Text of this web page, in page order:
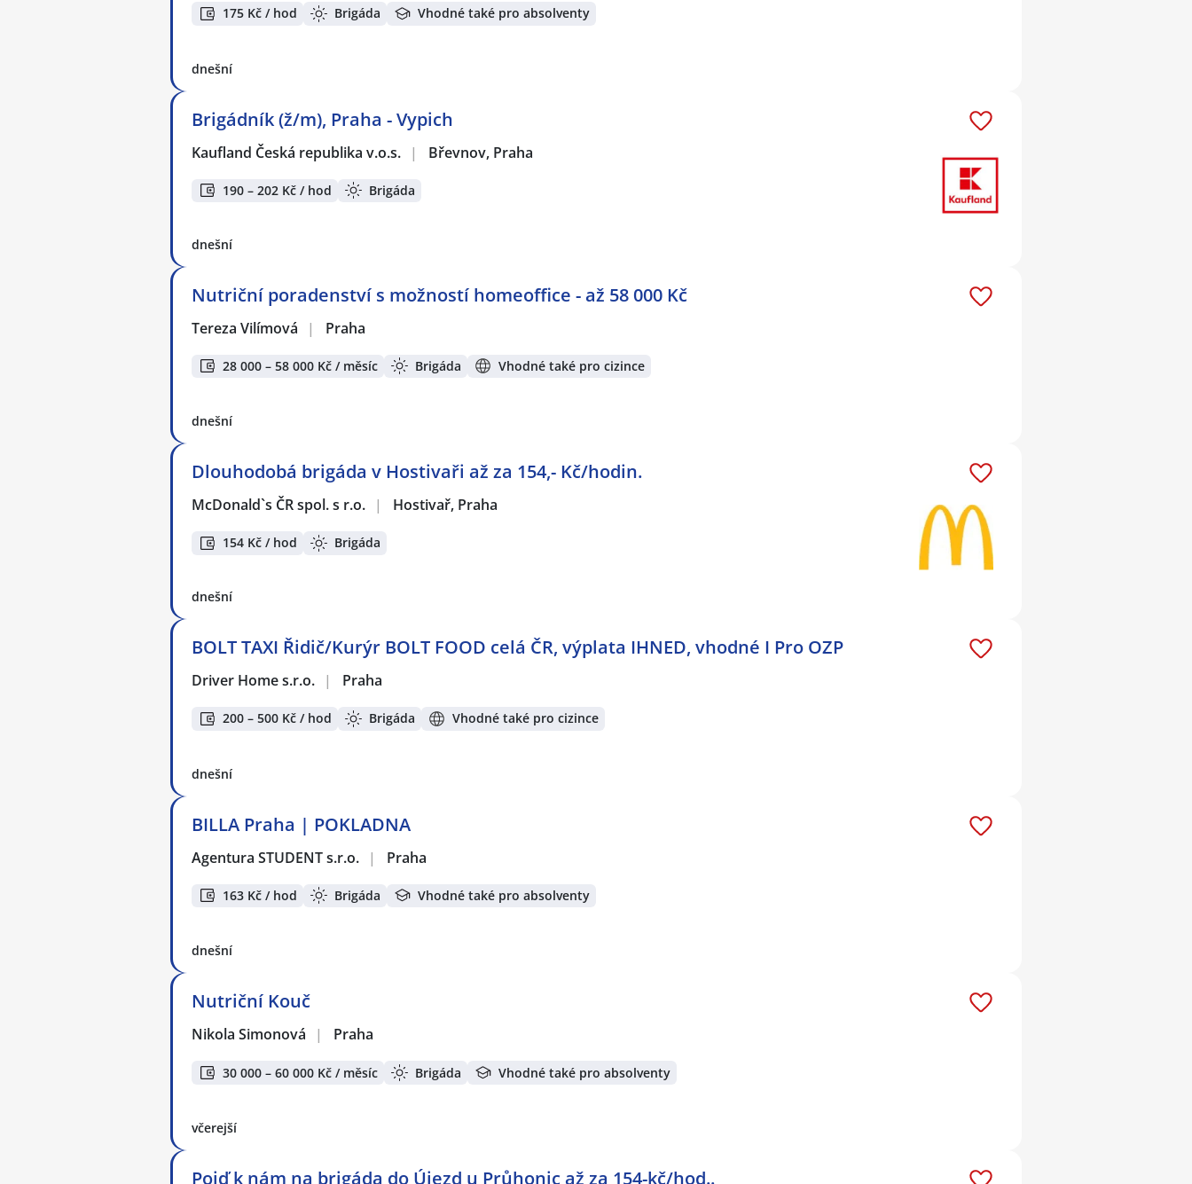
175 Kč / hod Brigáda Vhodné také pro absolventy
dnešní
Brigádník (ž/m), Praha - Vypich
Kaufland Česká republika v.o.s. | Břevnov, Praha
190 – 202 Kč / hod Brigáda
dnešní
Nutriční poradenství s možností homeoffice - až 58 000 Kč
Tereza Vilímová | Praha
28 000 – 58 000 Kč / měsíc Brigáda Vhodné také pro cizince
dnešní
Dlouhodobá brigáda v Hostivaři až za 154,- Kč/hodin.
McDonald`s ČR spol. s r.o. | Hostivař, Praha
154 Kč / hod Brigáda
dnešní
BOLT TAXI Řidič/Kurýr BOLT FOOD celá ČR, výplata IHNED, vhodné I Pro OZP
Driver Home s.r.o. | Praha
200 – 500 Kč / hod Brigáda Vhodné také pro cizince
dnešní
BILLA Praha | POKLADNA
Agentura STUDENT s.r.o. | Praha
163 Kč / hod Brigáda Vhodné také pro absolventy
dnešní
Nutriční Kouč
Nikola Simonová | Praha
30 000 – 60 000 Kč / měsíc Brigáda Vhodné také pro absolventy
včerejší
Pojď k nám na brigáda do Újezd u Průhonic až za 154-kč/hod..